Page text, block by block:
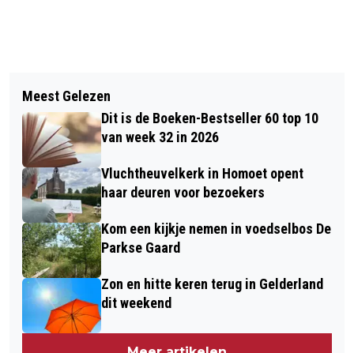
BALISTO IS OP ZOEK NAAR EEN
BAASJE
ASIELMINISTER ONTBIEDT OOK
GEMEENTE OVERBETUWE VANWEGE
SPREIDINGSWET
Meest Gelezen
Dit is de Boeken-Bestseller 60 top 10
van week 32 in 2026
Vluchtheuvelkerk in Homoet opent
haar deuren voor bezoekers
Kom een kijkje nemen in voedselbos De
Parkse Gaard
Zon en hitte keren terug in Gelderland
dit weekend